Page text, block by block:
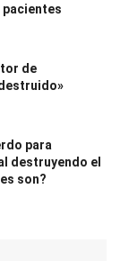
de
para
destruyendo el
son?